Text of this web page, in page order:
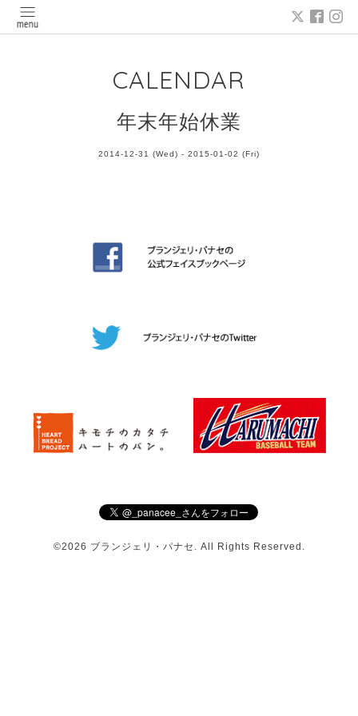
CALENDAR
年末年始休業
2014-12-31 (Wed) - 2015-01-02 (Fri)
©2026 ブランジェリ・パナセ . All Rights Reserved.